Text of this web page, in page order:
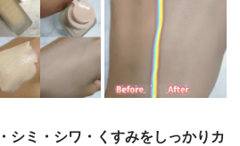
シミ・シワ・くすみをしっかりカ